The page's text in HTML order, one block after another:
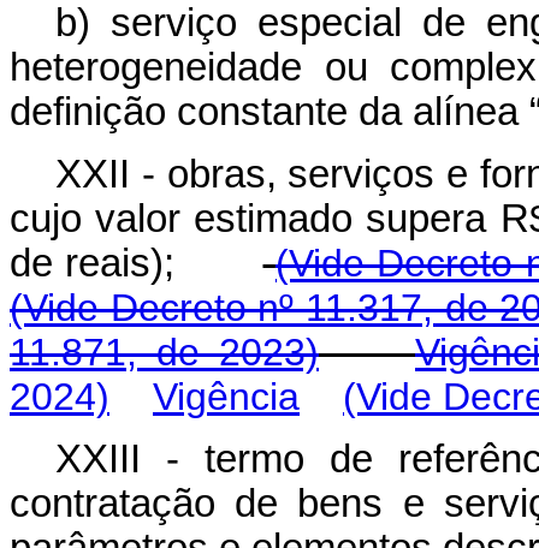
b) serviço especial de
heterogeneidade ou
definição constante da alínea
XXII - obras, serviços e
cujo valor estimado supera
de reais); (Vide Decreto
(Vide Decreto nº 11.317, de
11.871, de 2023)
2024)
Vigência
(Vide
XXIII - termo de
contratação de bens e